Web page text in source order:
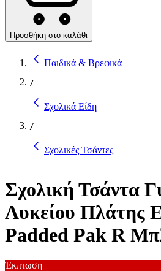
Προσθήκη στο καλάθι
Παιδικά & Βρεφικά
/
Σχολικά Είδη
/
Σχολικές Τσάντες
Σχολική Τσάντα
Λυκείου Πλάτης
Padded Pak R
Έκπτωση